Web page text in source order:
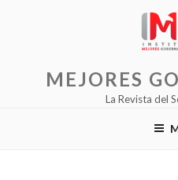
MEJORES
La Revista del